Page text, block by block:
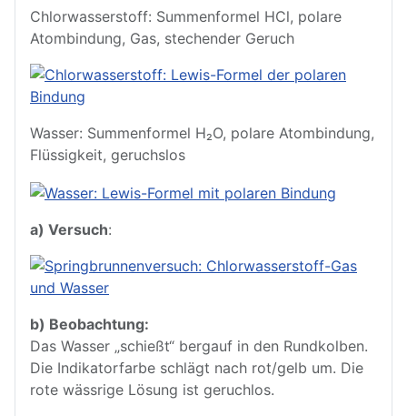
Chlorwasserstoff: Summenformel HCl, polare
Atombindung, Gas, stechender Geruch
Wasser: Summenformel H₂O, polare Atombindung,
Flüssigkeit, geruchslos
a) Versuch:
b) Beobachtung:
Das Wasser „schießt“ bergauf in den Rundkolben.
Die Indikatorfarbe schlägt nach rot/gelb um. Die
rote wässrige Lösung ist geruchlos.